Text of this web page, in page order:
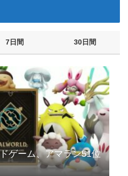
としたら何が入る？ ガチで選ぶなら
10月14日より上映決定＆最新キー
イバルっぽくて格好いいぞ―！
笑
メリカから！沖縄を取り戻す！」
直近6試合で打率.533と好調
謝しつつもきっぱりと却下
レだけど、ちょっと違うかな」
気じゃない」 裁判官「裁判で土下
いな」
減ってるよな
7日間 30日間
ゲーム、アマラン51位